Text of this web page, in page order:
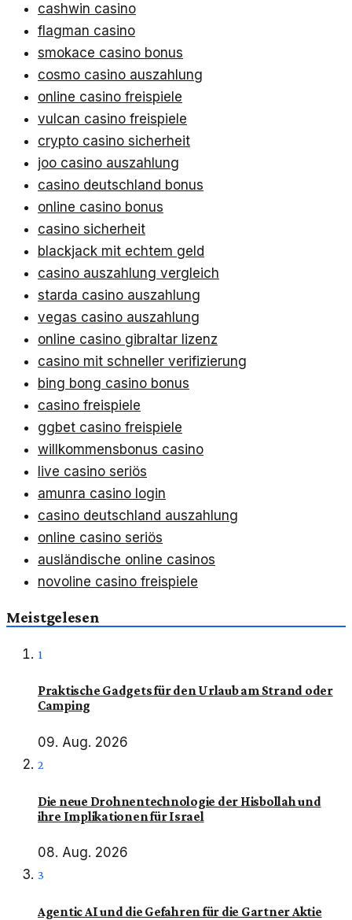
cashwin casino
flagman casino
smokace casino bonus
cosmo casino auszahlung
online casino freispiele
vulcan casino freispiele
crypto casino sicherheit
joo casino auszahlung
casino deutschland bonus
online casino bonus
casino sicherheit
blackjack mit echtem geld
casino auszahlung vergleich
starda casino auszahlung
vegas casino auszahlung
online casino gibraltar lizenz
casino mit schneller verifizierung
bing bong casino bonus
casino freispiele
ggbet casino freispiele
willkommensbonus casino
live casino seriös
amunra casino login
casino deutschland auszahlung
online casino seriös
ausländische online casinos
novoline casino freispiele
Meistgelesen
1
Praktische Gadgets für den Urlaub am Strand oder
Camping
09. Aug. 2026
2
Die neue Drohnentechnologie der Hisbollah und
ihre Implikationen für Israel
08. Aug. 2026
3
Agentic AI und die Gefahren für die Gartner Aktie